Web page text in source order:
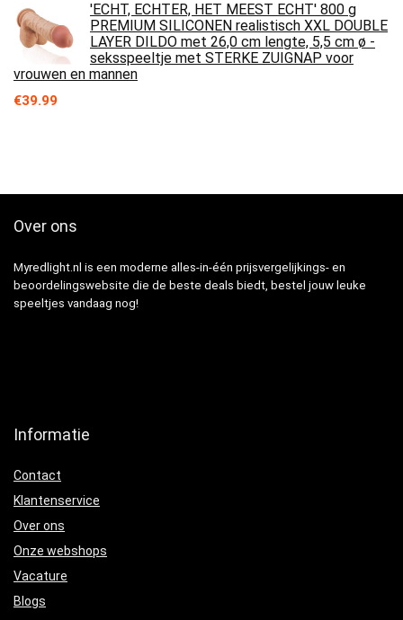
'ECHT, ECHTER, HET MEEST ECHT' 800 g
PREMIUM SILICONEN realistisch XXL DOUBLE
LAYER DILDO met 26,0 cm lengte, 5,5 cm ø -
seksspeeltje met STERKE ZUIGNAP voor
vrouwen en mannen
€39.99
Over ons
Myredlight.nl is een moderne alles-in-één prijsvergelijkings- en
beoordelingswebsite die de beste deals biedt, bestel jouw leuke
speeltjes vandaag nog!
Informatie
Contact
Klantenservice
Over ons
Onze webshops
Vacature
Blogs